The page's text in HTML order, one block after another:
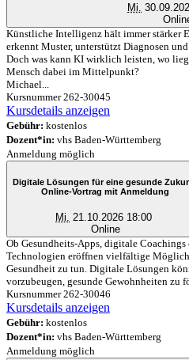
Mi.
Künstliche Intelligenz hält immer stärker
erkennt Muster, unterstützt Diagnosen
Doch was kann KI wirklich leisten, wo
Mensch dabei im Mittelpunkt?
Michael...
Kursnummer 262-30045
Kursdetails anzeigen
Gebühr: kostenlos
Dozent*in: vhs Baden-Württemberg
Anmeldung möglich
Digitale Lösungen für eine gesunde
Online-Vortrag mit Anmeldung
Mi.
21.10.2026 18:00
Online
Ob Gesundheits-Apps, digitale Coachings
Technologien eröffnen vielfältige
Gesundheit zu tun. Digitale Lösungen
vorzubeugen, gesunde Gewohnheiten zu
Kursnummer 262-30046
Kursdetails anzeigen
Gebühr: kostenlos
Dozent*in: vhs Baden-Württemberg
Anmeldung möglich